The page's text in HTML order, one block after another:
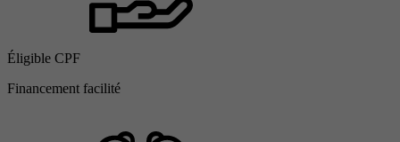
Éligible CPF
Financement facilité